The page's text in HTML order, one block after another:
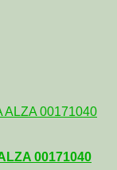
00171040